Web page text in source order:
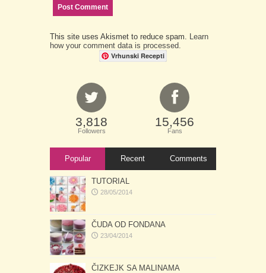
This site uses Akismet to reduce spam. Learn
how your comment data is processed.
Vrhunski Recepti
3,818
Followers
15,456
Fans
Popular Recent Comments
TUTORIAL
28/05/2014
ČUDA OD FONDANA
23/04/2014
ČIZKEJK SA MALINAMA